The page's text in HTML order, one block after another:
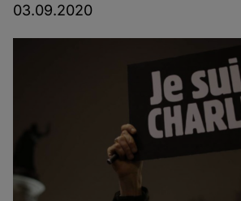
03.09.2020